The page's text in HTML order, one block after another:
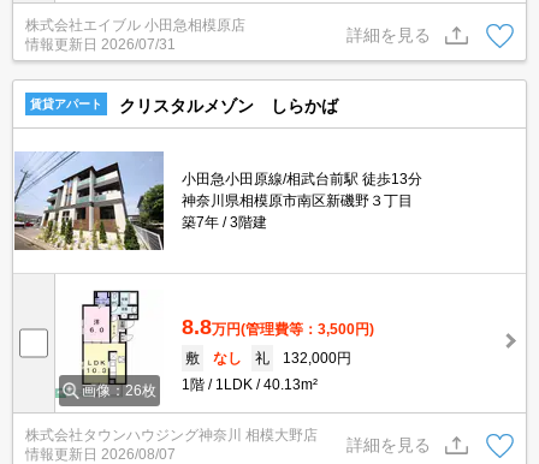
m。退去時の清掃費実費。オンライン対応相談可。契約金・家賃ク
レジットカード払い可（ポイント還元あり）。仲介手数料家賃の0.5
5ヶ月分。
株式会社エイブル 小田急相模原店
情報更新日 2026/07/31
詳細を見る
賃貸アパート クリスタルメゾン しらかば
小田急小田原線/相武台前駅 徒歩13分
神奈川県相模原市南区新磯野３丁目
築7年
3階建
画像：26枚
8.8万円(管理費等：3,500円)
敷
なし 礼
132,000円
1階
1LDK 40.13m²
株式会社タウンハウジング神奈川 相模大野店
情報更新日 2026/08/07
詳細を見る